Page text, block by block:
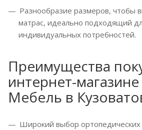
Разнообразие размеров, чтобы
матрас, идеально подходящий
индивидуальных потребностей.
Преимущества
интернет-магазине
Мебель в
Широкий выбор ортопедических